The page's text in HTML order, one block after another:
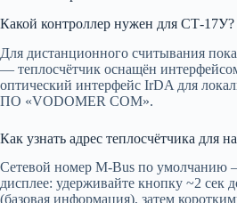
Какой контроллер нужен для СТ-17У?
Для дистанционного считывания
— теплосчётчик оснащён
оптический интерфейс IrDA для
ПО «VODOMER COM».
Как узнать адрес теплосчётчика для
Сетевой номер M-Bus по умолчанию
дисплее: удерживайте кнопку ~2 сек
(базовая информация), затем